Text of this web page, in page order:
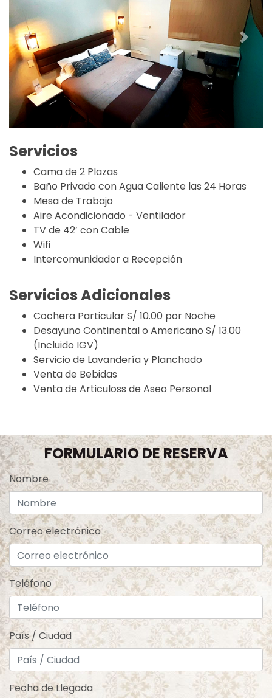
Servicios
Cama de 2 Plazas
Baño Privado con Agua Caliente las 24 Horas
Mesa de Trabajo
Aire Acondicionado - Ventilador
TV de 42’ con Cable
Wifi
Intercomunidador a Recepción
Servicios Adicionales
Cochera Particular S/ 10.00 por Noche
Desayuno Continental o Americano S/ 13.00
(Incluido IGV)
Servicio de Lavandería y Planchado
Venta de Bebidas
Venta de Articuloss de Aseo Personal
FORMULARIO DE RESERVA
Nombre
Correo electrónico
Teléfono
País / Ciudad
Fecha de Llegada